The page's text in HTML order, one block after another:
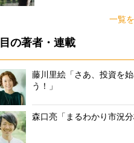
一覧
の著者・連載
藤川里絵「さあ、投資を始
う！」
森口亮「まるわかり市況分